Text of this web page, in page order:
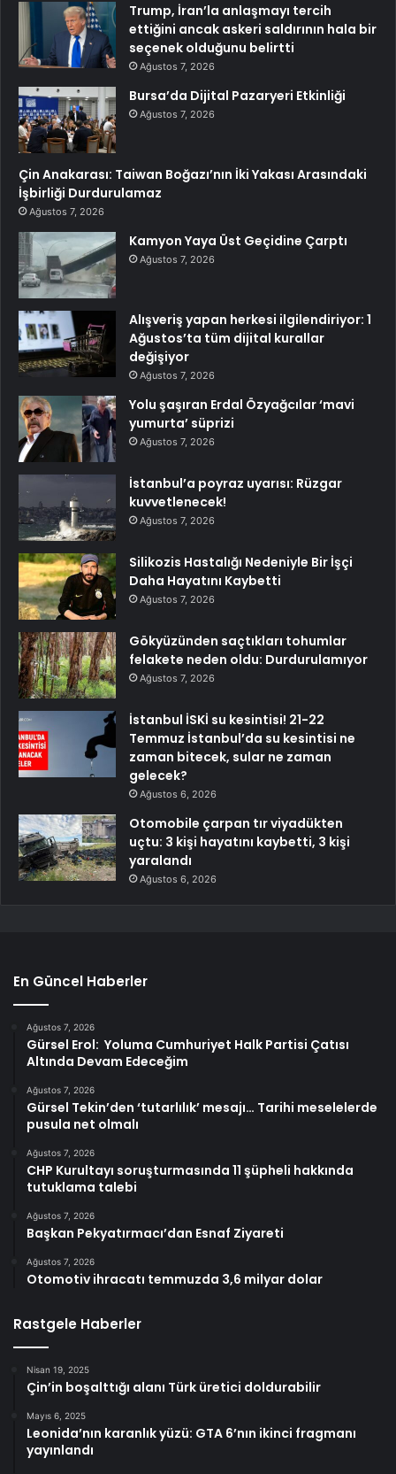
Trump, İran’la anlaşmayı tercih
ettiğini ancak askeri saldırının hala bir
seçenek olduğunu belirtti
Ağustos 7, 2026
Bursa’da Dijital Pazaryeri Etkinliği
Ağustos 7, 2026
Çin Anakarası: Taiwan Boğazı’nın İki Yakası Arasındaki
İşbirliği Durdurulamaz
Ağustos 7, 2026
Kamyon Yaya Üst Geçidine Çarptı
Ağustos 7, 2026
Alışveriş yapan herkesi ilgilendiriyor: 1
Ağustos’ta tüm dijital kurallar
değişiyor
Ağustos 7, 2026
Yolu şaşıran Erdal Özyağcılar ‘mavi
yumurta’ süprizi
Ağustos 7, 2026
İstanbul’a poyraz uyarısı: Rüzgar
kuvvetlenecek!
Ağustos 7, 2026
Silikozis Hastalığı Nedeniyle Bir İşçi
Daha Hayatını Kaybetti
Ağustos 7, 2026
Gökyüzünden saçtıkları tohumlar
felakete neden oldu: Durdurulamıyor
Ağustos 7, 2026
İstanbul İSKİ su kesintisi! 21-22
Temmuz İstanbul’da su kesintisi ne
zaman bitecek, sular ne zaman
gelecek?
Ağustos 6, 2026
Otomobile çarpan tır viyadükten
uçtu: 3 kişi hayatını kaybetti, 3 kişi
yaralandı
Ağustos 6, 2026
En Güncel Haberler
Ağustos 7, 2026
Gürsel Erol: Yoluma Cumhuriyet Halk Partisi Çatısı
Altında Devam Edeceğim
Ağustos 7, 2026
Gürsel Tekin’den ‘tutarlılık’ mesajı… Tarihi meselelerde
pusula net olmalı
Ağustos 7, 2026
CHP Kurultayı soruşturmasında 11 şüpheli hakkında
tutuklama talebi
Ağustos 7, 2026
Başkan Pekyatırmacı’dan Esnaf Ziyareti
Ağustos 7, 2026
Otomotiv ihracatı temmuzda 3,6 milyar dolar
Rastgele Haberler
Nisan 19, 2025
Çin’in boşalttığı alanı Türk üretici doldurabilir
Mayıs 6, 2025
Leonida’nın karanlık yüzü: GTA 6’nın ikinci fragmanı
yayınlandı